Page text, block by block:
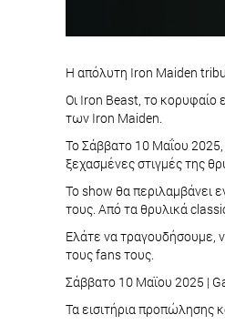
Η απόλυτη Iron Maiden
Οι Iron Beast, το κορυφαίο
των Iron Maiden.
Το Σάββατο 10 Μαΐου 2025,
ξεχασμένες στιγμές της
Το show θα περιλαμβάνει
τους. Από τα θρυλικά
Ελάτε να τραγουδήσουμε,
τους fans τους.
Σάββατο 10 Μαϊου 2025 |
Τα εισιτήρια προπώλησης